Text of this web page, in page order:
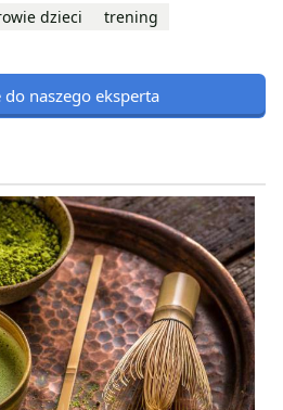
dzieci trening
do naszego eksperta